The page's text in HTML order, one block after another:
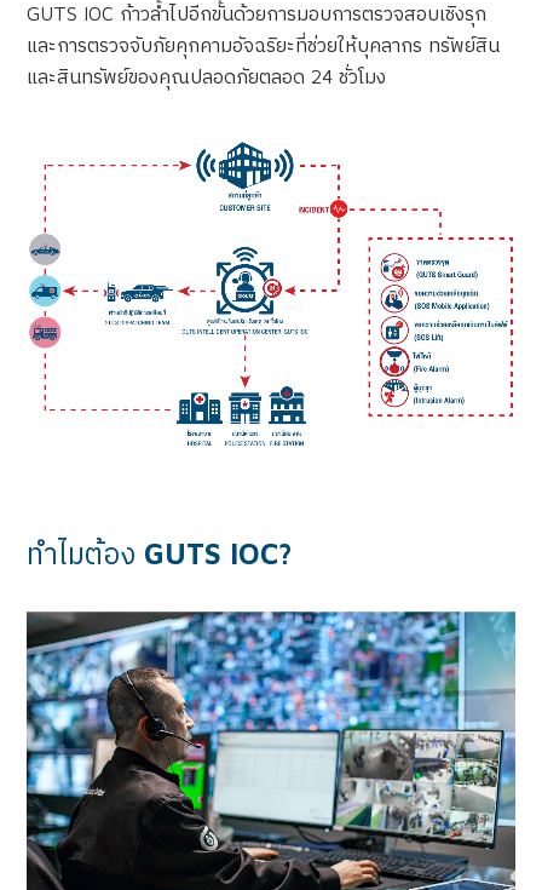
GUTS IOC ก้าวล้ำไปอีกขั้นด้วยการมอบการตรวจสอบเชิงรุก
และการตรวจจับภัยคุกคามอัจฉริยะที่ช่วยให้บุคลากร ทรัพย์สิน
และสินทรัพย์ของคุณปลอดภัยตลอด 24 ชั่วโมง
ทำไมต้อง GUTS IOC?